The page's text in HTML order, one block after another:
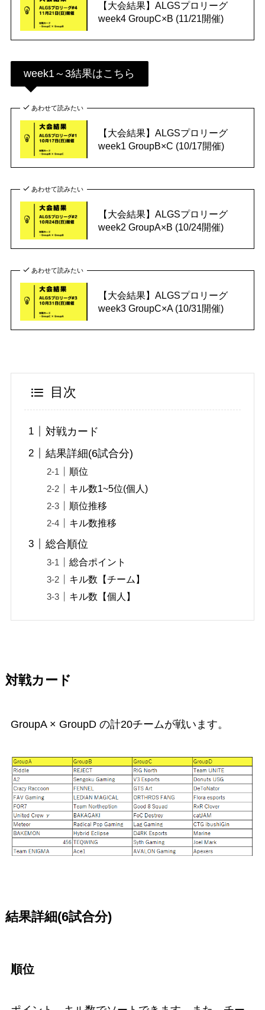
【大会結果】ALGSプロリーグ
week4 GroupC×B (11/21開催)
week1～3結果はこちら
あわせて読みたい
【大会結果】ALGSプロリーグ
week1 GroupB×C (10/17開催)
あわせて読みたい
【大会結果】ALGSプロリーグ
week2 GroupA×B (10/24開催)
あわせて読みたい
【大会結果】ALGSプロリーグ
week3 GroupC×A (10/31開催)
目次
対戦カード
結果詳細(6試合分)
順位
キル数1~5位(個人)
順位推移
キル数推移
総合順位
総合ポイント
キル数【チーム】
キル数【個人】
対戦カード
GroupA × GroupD の計20チームが戦います。
結果詳細(6試合分)
順位